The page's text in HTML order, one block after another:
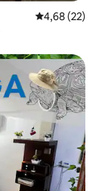
Priemerné
4,68 (22)